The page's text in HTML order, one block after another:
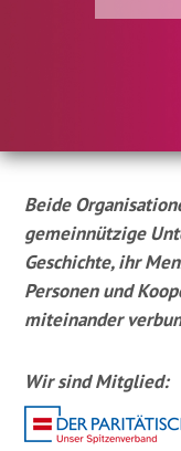
Beide
gemeinnützige
Geschichte, ihr
Personen und
miteinander
Wir sind Mitglied: